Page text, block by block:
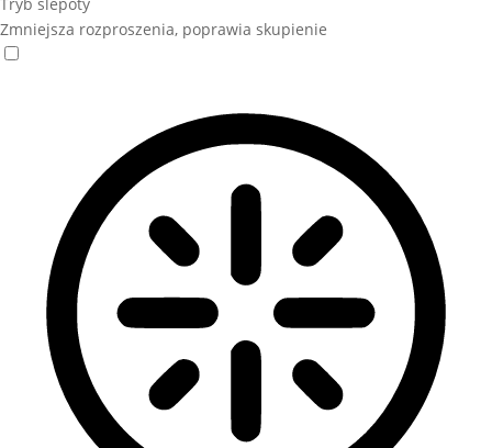
Zmniejsza rozproszenia, poprawia skupienie